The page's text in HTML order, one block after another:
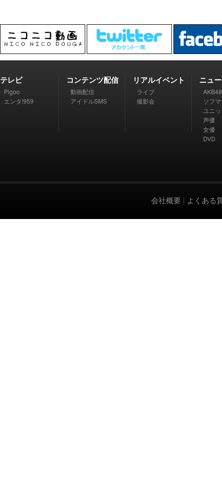
テレビ
Pigoo
エンタ!959
コンテンツ配信
動画配信
アイドルSMS
リアルイベント
ライブ
撮影会
ニュ
AKB48
ソフ
ユニ
声優
女優
DVD
会社概要 | よくある